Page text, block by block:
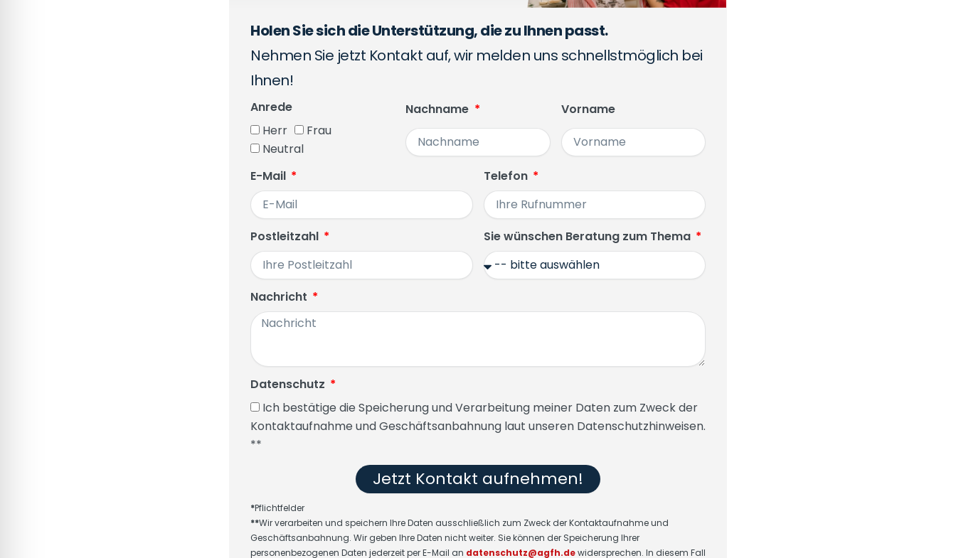
Holen Sie sich die Unterstützung, die zu Ihnen passt.
Nehmen Sie jetzt Kontakt auf, wir melden uns schnellstmöglich bei
Ihnen!
Anrede
Herr
Frau
Neutral
Nachname Vorname
E-Mail Telefon
Postleitzahl Sie wünschen Beratung zum Thema
Nachricht
Datenschutz
Ich bestätige die Speicherung und Verarbeitung meiner Daten zum Zweck der
Kontaktaufnahme und Geschäftsanbahnung laut unseren Datenschutzhinweisen.
**
Jetzt Kontakt aufnehmen!
*Pflichtfelder
**Wir verarbeiten und speichern Ihre Daten ausschließlich zum Zweck der Kontaktaufnahme und
Geschäftsanbahnung. Wir geben Ihre Daten nicht weiter. Sie können der Speicherung Ihrer
personenbezogenen Daten jederzeit per E-Mail an datenschutz@agfh.dewidersprechen. In diesem Fall